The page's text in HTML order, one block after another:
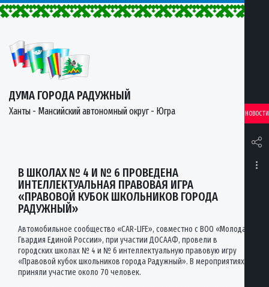
ДУМА ГОРОДА РАДУЖНЫЙ
Ханты - Мансийский автономный округ - Югра НОВОСТИ
В ШКОЛАХ № 4 И № 6 ПРОВЕДЕНА
ИНТЕЛЛЕКТУАЛЬНАЯ ПРАВОВАЯ ИГРА
«ПРАВОВОЙ КУБОК ШКОЛЬНИКОВ ГОРОДА
РАДУЖНЫЙ»
Автомобильное сообщество «CAR-LIFE», совместно с ВОО «Молодая
Гвардия Единой России», при участии ДОСААФ, провели в
городских школах № 4 и № 6 интеллектуальную правовую игру
«Правовой кубок школьников города Радужный». В мероприятиях
приняли участие около 70 человек.